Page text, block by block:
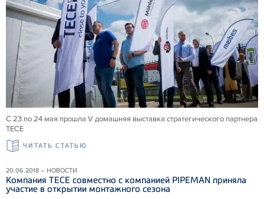
С 23 по 24 мая прошла V домашняя выставка стратегического партнера
ТЕСЕ
ЧИТАТЬ СТАТЬЮ
20.06.2018 – НОВОСТИ
Компания ТЕСЕ совместно с компанией PIPEMAN приняла
участие в открытии монтажного сезона